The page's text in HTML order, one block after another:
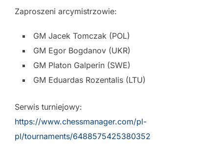
Zaproszeni arcymistrzowie:
GM Jacek Tomczak (POL)
GM Egor Bogdanov (UKR)
GM Platon Galperin (SWE)
GM Eduardas Rozentalis (LTU)
Serwis turniejowy:
https://www.chessmanager.com/pl-
pl/tournaments/6488575425380352